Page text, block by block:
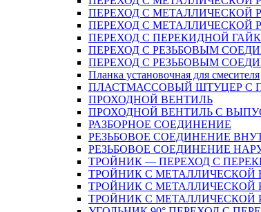
ПЕРЕХОД С МЕТАЛЛИЧЕСКОЙ
ПЕРЕХОД С МЕТАЛЛИЧЕСКОЙ
ПЕРЕХОД С ПЕРЕКИДНОЙ
ПЕРЕХОД С РЕЗЬБОВЫМ
ПЕРЕХОД С РЕЗЬБОВЫМ
Планка установочная для смесителя
ПЛАСТМАССОВЫЙ ШТУЦЕР С
ПРОХОДНОЙ ВЕНТИЛЬ
ПРОХОДНОЙ ВЕНТИЛЬ С
РАЗБОРНОЕ СОЕДИНЕНИЕ
РЕЗЬБОВОЕ СОЕДИНЕНИЕ
РЕЗЬБОВОЕ СОЕДИНЕНИЕ
ТРОЙНИК — ПЕРЕХОД С
ТРОЙНИК С МЕТАЛЛИЧЕСКОЙ
ТРОЙНИК С МЕТАЛЛИЧЕСКОЙ
ТРОЙНИК С МЕТАЛЛИЧЕСКОЙ